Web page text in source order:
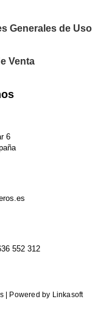
Generales de Uso
Venta
6
552 312
| Powered by Linkasoft